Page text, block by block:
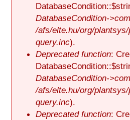
DatabaseCondition-
/afs/elte.hu/org/
query.inc).
Deprecated function:
DatabaseCondition-
/afs/elte.hu/org/
query.inc).
Deprecated function: